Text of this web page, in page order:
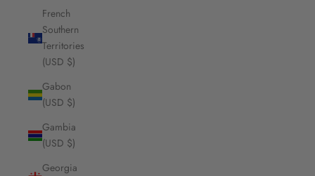
French
Southern
Territories
(USD $)
Gabon
(USD $)
Gambia
(USD $)
Georgia